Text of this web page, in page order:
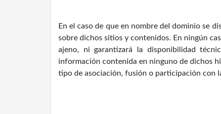
En el caso de que en nombre del dominio se
sobre dichos sitios y contenidos. En ningún
ajeno, ni garantizará la disponibilidad
información contenida en ninguno de dichos
tipo de asociación, fusión o participación con